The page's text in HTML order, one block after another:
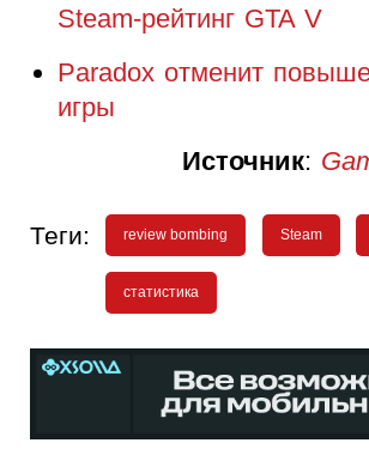
Steam-рейтинг GTA V
Paradox отменит
игры
Источник:
Теги: review bombing Steam
статистика